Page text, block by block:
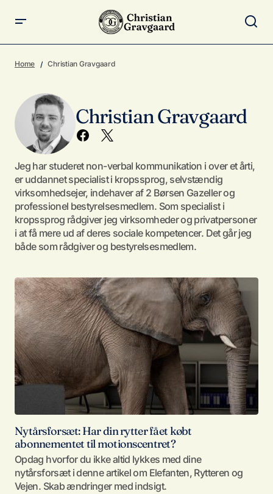
Home Christian Gravgaard
Christian Gravgaard
Jeg har studeret non-verbal kommunikation i over et årti,
er uddannet specialist i kropssprog, selvstændig
virksomhedsejer, indehaver af 2 Børsen Gazeller og
professionel bestyrelsesmedlem. Som specialist i
kropssprog rådgiver jeg virksomheder og privatpersoner
i at få mere ud af deres sociale kompetencer. Det går jeg
både som rådgiver og bestyrelsesmedlem.
Nytårsforsæt: Har din rytter fået købt
abonnementet til motionscentret?
Opdag hvorfor du ikke altid lykkes med dine
nytårsforsæt i denne artikel om Elefanten, Rytteren og
Vejen. Skab ændringer med indsigt.